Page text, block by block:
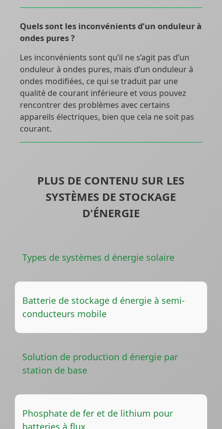
Quels sont les inconvénients d’un onduleur à
ondes pures ?
Les inconvénients sont qu’il ne s’agit pas d’un
onduleur à ondes pures, mais d’un onduleur à
ondes modifiées, ce qui se traduit par une
qualité de courant inférieure et vous pouvez
rencontrer des problèmes avec certains
appareils électriques, bien que cela ne soit pas
courant.
PLUS DE CONTENU SUR LES
SYSTÈMES DE STOCKAGE
D'ÉNERGIE
Types de systèmes d énergie solaire
Batterie de stockage d énergie à semi-
conducteurs mobile
Solution de production d énergie par
station de base
Phosphate de fer et de lithium pour
batteries à flux